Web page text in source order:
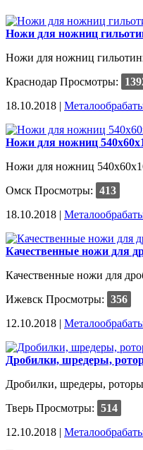
Ножи для ножниц
Ножи для ножниц
Краснодар Просмотры:
18.10.2018 |
Ножи для ножниц
Ножи для ножниц
Омск Просмотры: 413
18.10.2018 |
Качественные ножи для
Качественные ножи для
Ижевск Просмотры: 356
12.10.2018 |
Дробилки, шредеры,
Дробилки, шредеры,
Тверь Просмотры: 514
12.10.2018 |